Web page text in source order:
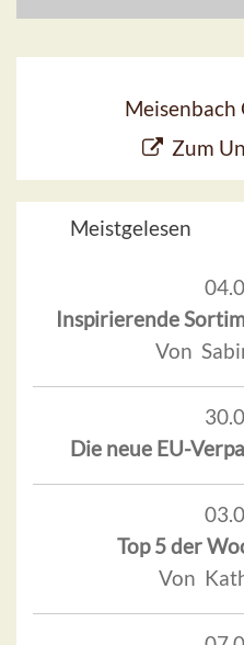
Meisenbach
Zum
Meistgelesen
Inspirierende
Von
Die neue EU-
Top 5 der
Von